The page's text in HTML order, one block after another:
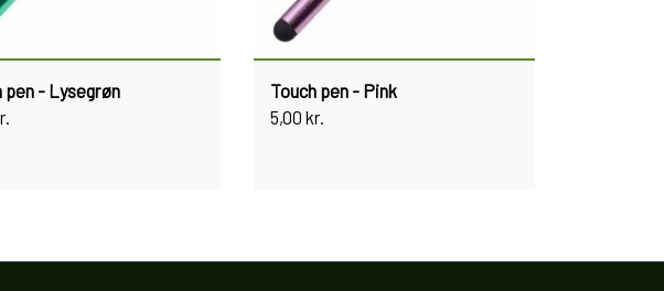
pen - Lysegrøn
Touch pen - Pink
5,00 kr.